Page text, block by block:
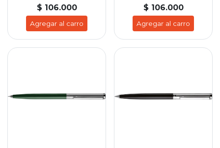
$ 106.000
Agregar al carro
$ 106.000
Agregar al carro